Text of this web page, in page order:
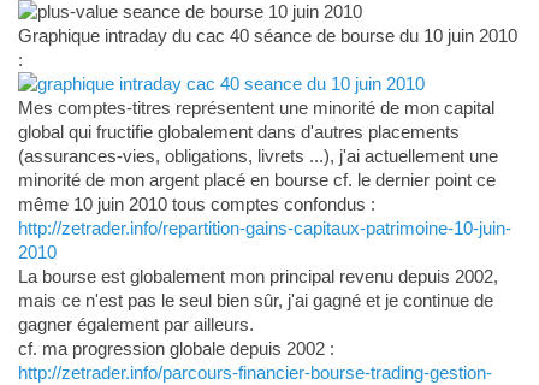
Graphique intraday du cac 40 séance de bourse du 10 juin 2010
:
Mes comptes-titres représentent une minorité de mon capital
global qui fructifie globalement dans d'autres placements
(assurances-vies, obligations, livrets ...), j'ai actuellement une
minorité de mon argent placé en bourse cf. le dernier point ce
même 10 juin 2010 tous comptes confondus :
http://zetrader.info/repartition-gains-capitaux-patrimoine-10-juin-
2010
La bourse est globalement mon principal revenu depuis 2002,
mais ce n'est pas le seul bien sûr, j'ai gagné et je continue de
gagner également par ailleurs.
cf. ma progression globale depuis 2002 :
http://zetrader.info/parcours-financier-bourse-trading-gestion-